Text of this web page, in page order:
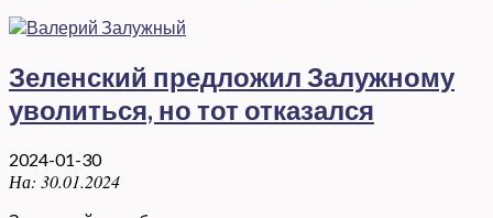
Зеленский предложил Залужному
уволиться, но тот отказался
2024-01-30
На: 30.01.2024